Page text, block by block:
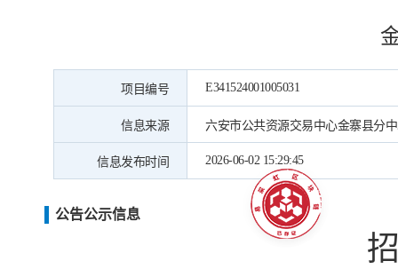
项目编号 E341524001005031
信息来源 六安市公共资源交易中心金寨县分
信息发布时间 2026-06-02 15:29:45
公告公示信息